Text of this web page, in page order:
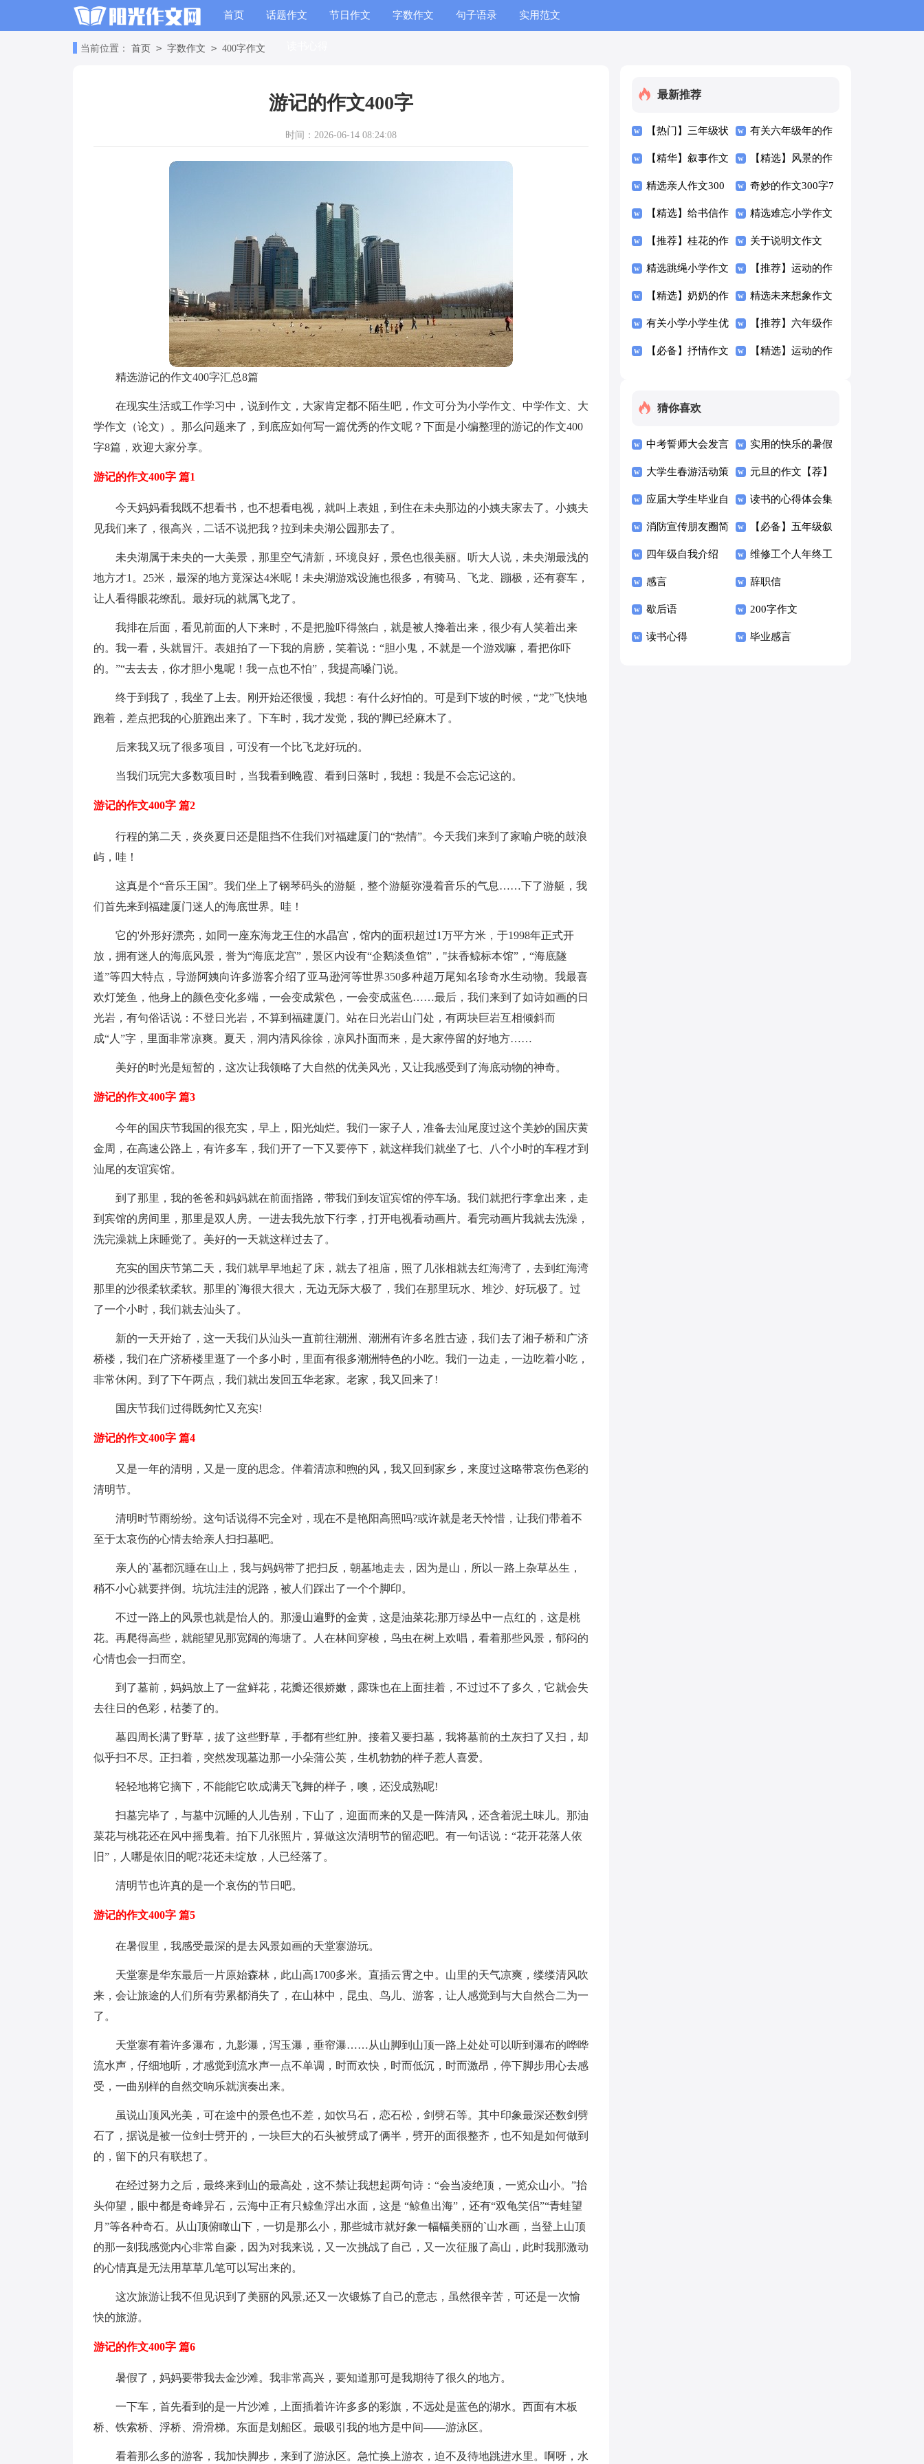
首页 话题作文 节日作文 字数作文 句子语录 实用范文
读书笔记
当前位置： 首页 > 字数作文 > 400字作文
游记的作文400字
时间：2026-06-14 08:24:08
精选游记的作文400字汇总8篇
在现实生活或工作学习中，说到作文，大家肯定都不陌生吧，作文可分为小学作文、中学作文、大
学作文（论文）。那么问题来了，到底应如何写一篇优秀的作文呢？下面是小编整理的游记的作文400
字8篇，欢迎大家分享。
游记的作文400字 篇1
今天妈妈看我既不想看书，也不想看电视，就叫上表姐，到住在未央那边的小姨夫家去了。小姨夫
见我们来了，很高兴，二话不说把我？拉到未央湖公园那去了。
未央湖属于未央的一大美景，那里空气清新，环境良好，景色也很美丽。听大人说，未央湖最浅的
地方才1。25米，最深的地方竟深达4米呢！未央湖游戏设施也很多，有骑马、飞龙、蹦极，还有赛车，
让人看得眼花缭乱。最好玩的就属飞龙了。
我排在后面，看见前面的人下来时，不是把脸吓得煞白，就是被人搀着出来，很少有人笑着出来
的。我一看，头就冒汗。表姐拍了一下我的肩膀，笑着说：“胆小鬼，不就是一个游戏嘛，看把你吓
的。”“去去去，你才胆小鬼呢！我一点也不怕”，我提高嗓门说。
终于到我了，我坐了上去。刚开始还很慢，我想：有什么好怕的。可是到下坡的时候，“龙”飞快地
跑着，差点把我的心脏跑出来了。下车时，我才发觉，我的'脚已经麻木了。
后来我又玩了很多项目，可没有一个比飞龙好玩的。
当我们玩完大多数项目时，当我看到晚霞、看到日落时，我想：我是不会忘记这的。
游记的作文400字 篇2
行程的第二天，炎炎夏日还是阻挡不住我们对福建厦门的“热情”。今天我们来到了家喻户晓的鼓浪
屿，哇！
这真是个“音乐王国”。我们坐上了钢琴码头的游艇，整个游艇弥漫着音乐的气息……下了游艇，我
们首先来到福建厦门迷人的海底世界。哇！
它的'外形好漂亮，如同一座东海龙王住的水晶宫，馆内的面积超过1万平方米，于1998年正式开
放，拥有迷人的海底风景，誉为“海底龙宫”，景区内设有“企鹅淡鱼馆”，"抹香鲸标本馆”，“海底隧
道”等四大特点，导游阿姨向许多游客介绍了亚马逊河等世界350多种超万尾知名珍奇水生动物。我最喜
欢灯笼鱼，他身上的颜色变化多端，一会变成紫色，一会变成蓝色……最后，我们来到了如诗如画的日
光岩，有句俗话说：不登日光岩，不算到福建厦门。站在日光岩山门处，有两块巨岩互相倾斜而
成“人”字，里面非常凉爽。夏天，洞内清风徐徐，凉风扑面而来，是大家停留的好地方……
美好的时光是短暂的，这次让我领略了大自然的优美风光，又让我感受到了海底动物的神奇。
游记的作文400字 篇3
今年的国庆节我国的很充实，早上，阳光灿烂。我们一家子人，准备去汕尾度过这个美妙的国庆黄
金周，在高速公路上，有许多车，我们开了一下又要停下，就这样我们就坐了七、八个小时的车程才到
汕尾的友谊宾馆。
到了那里，我的爸爸和妈妈就在前面指路，带我们到友谊宾馆的停车场。我们就把行李拿出来，走
到宾馆的房间里，那里是双人房。一进去我先放下行李，打开电视看动画片。看完动画片我就去洗澡，
洗完澡就上床睡觉了。美好的一天就这样过去了。
充实的国庆节第二天，我们就早早地起了床，就去了祖庙，照了几张相就去红海湾了，去到红海湾
那里的沙很柔软柔软。那里的`海很大很大，无边无际大极了，我们在那里玩水、堆沙、好玩极了。过
了一个小时，我们就去汕头了。
新的一天开始了，这一天我们从汕头一直前往潮洲、潮洲有许多名胜古迹，我们去了湘子桥和广济
桥楼，我们在广济桥楼里逛了一个多小时，里面有很多潮洲特色的小吃。我们一边走，一边吃着小吃，
非常休闲。到了下午两点，我们就出发回五华老家。老家，我又回来了!
国庆节我们过得既匆忙又充实!
游记的作文400字 篇4
又是一年的清明，又是一度的思念。伴着清凉和煦的风，我又回到家乡，来度过这略带哀伤色彩的
清明节。
清明时节雨纷纷。这句话说得不完全对，现在不是艳阳高照吗?或许就是老天怜惜，让我们带着不
至于太哀伤的心情去给亲人扫扫墓吧。
亲人的`墓都沉睡在山上，我与妈妈带了把扫反，朝墓地走去，因为是山，所以一路上杂草丛生，
稍不小心就要拌倒。坑坑洼洼的泥路，被人们踩出了一个个脚印。
不过一路上的风景也就是怡人的。那漫山遍野的金黄，这是油菜花;那万绿丛中一点红的，这是桃
花。再爬得高些，就能望见那宽阔的海塘了。人在林间穿梭，鸟虫在树上欢唱，看着那些风景，郁闷的
心情也会一扫而空。
到了墓前，妈妈放上了一盆鲜花，花瓣还很娇嫩，露珠也在上面挂着，不过过不了多久，它就会失
去往日的色彩，枯萎了的。
墓四周长满了野草，拔了这些野草，手都有些红肿。接着又要扫墓，我将墓前的土灰扫了又扫，却
似乎扫不尽。正扫着，突然发现墓边那一小朵蒲公英，生机勃勃的样子惹人喜爱。
轻轻地将它摘下，不能能它吹成满天飞舞的样子，噢，还没成熟呢!
扫墓完毕了，与墓中沉睡的人儿告别，下山了，迎面而来的又是一阵清风，还含着泥土味儿。那油
菜花与桃花还在风中摇曳着。拍下几张照片，算做这次清明节的留恋吧。有一句话说：“花开花落人依
旧”，人哪是依旧的呢?花还未绽放，人已经落了。
清明节也许真的是一个哀伤的节日吧。
游记的作文400字 篇5
在暑假里，我感受最深的是去风景如画的天堂寨游玩。
天堂寨是华东最后一片原始森林，此山高1700多米。直插云霄之中。山里的天气凉爽，缕缕清风吹
来，会让旅途的人们所有劳累都消失了，在山林中，昆虫、鸟儿、游客，让人感觉到与大自然合二为一
了。
天堂寨有着许多瀑布，九影瀑，泻玉瀑，垂帘瀑……从山脚到山顶一路上处处可以听到瀑布的哗哗
流水声，仔细地听，才感觉到流水声一点不单调，时而欢快，时而低沉，时而激昂，停下脚步用心去感
受，一曲别样的自然交响乐就演奏出来。
虽说山顶风光美，可在途中的景色也不差，如饮马石，恋石松，剑劈石等。其中印象最深还数剑劈
石了，据说是被一位剑士劈开的，一块巨大的石头被劈成了俩半，劈开的面很整齐，也不知是如何做到
的，留下的只有联想了。
在经过努力之后，最终来到山的最高处，这不禁让我想起两句诗：“会当凌绝顶，一览众山小。”抬
头仰望，眼中都是奇峰异石，云海中正有只鲸鱼浮出水面，这是 “鲸鱼出海”，还有“双龟笑侣”“青蛙望
月”等各种奇石。从山顶俯瞰山下，一切是那么小，那些城市就好象一幅幅美丽的`山水画，当登上山顶
的那一刻我感觉内心非常自豪，因为对我来说，又一次挑战了自己，又一次征服了高山，此时我那激动
的心情真是无法用草草几笔可以写出来的。
这次旅游让我不但见识到了美丽的风景,还又一次锻炼了自己的意志，虽然很辛苦，可还是一次愉
快的旅游。
游记的作文400字 篇6
暑假了，妈妈要带我去金沙滩。我非常高兴，要知道那可是我期待了很久的地方。
一下车，首先看到的是一片沙滩，上面插着许许多多的彩旗，不远处是蓝色的湖水。西面有木板
桥、铁索桥、浮桥、滑滑梯。东面是划船区。最吸引我的地方是中间——游泳区。
看着那么多的游客，我加快脚步，来到了游泳区。急忙换上游衣，迫不及待地跳进水里。啊呀，水
最新推荐
【热门】三年级状
物作文300字4篇
有关六年级年的作
文300字集合6篇
【精华】叙事作文
300字合集9篇
【精选】风景的作
文300字4篇
精选亲人作文300
字4篇
奇妙的作文300字7
篇
【精选】给书信作
文300字合集6篇
精选难忘小学作文
300字3篇
【推荐】桂花的作
文300字四篇
关于说明文作文
300字锦集七篇
精选跳绳小学作文
300字四篇
【推荐】运动的作
文300字汇总5篇
【精选】奶奶的作
文300字三篇
精选未来想象作文
300字四篇
有关小学小学生优
秀作文300字汇编7
【推荐】六年级作
文300字汇编8篇
【必备】抒情作文 【精选】运动的作
猜你喜欢
中考誓师大会发言
稿
实用的快乐的暑假
的作文300字五篇
大学生春游活动策
划书范文
元旦的作文【荐】
应届大学生毕业自
我鉴定
读书的心得体会集
合15篇
消防宣传朋友圈简
短文案
【必备】五年级叙
事作文4篇
四年级自我介绍
(15篇)
维修工个人年终工
作总结
感言 辞职信
歇后语 200字作文
读书心得 毕业感言